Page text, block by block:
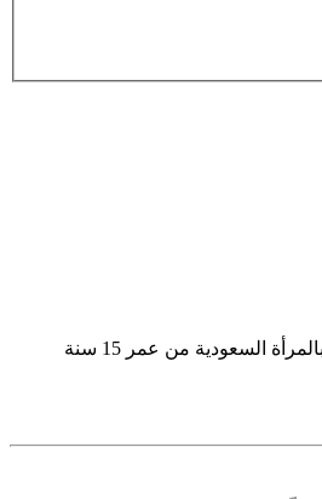
أصدرت الهيئة العامة للإحصاء اليوم تقريرًا خاصًا عن المرأة السعودية عبر موقعها الرسمي www.stats.gov.sa، وتكمن أهميته في عدد وتنوُّع المؤشرات الإحصائية المتعلقة بالمرأة السعودية من عمر 15 سنة